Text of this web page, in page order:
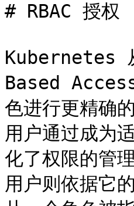
# RBAC 授权
Kubernetes
Based Access
色进行更精确
用户通过成为
化了权限的管
用户则依据它